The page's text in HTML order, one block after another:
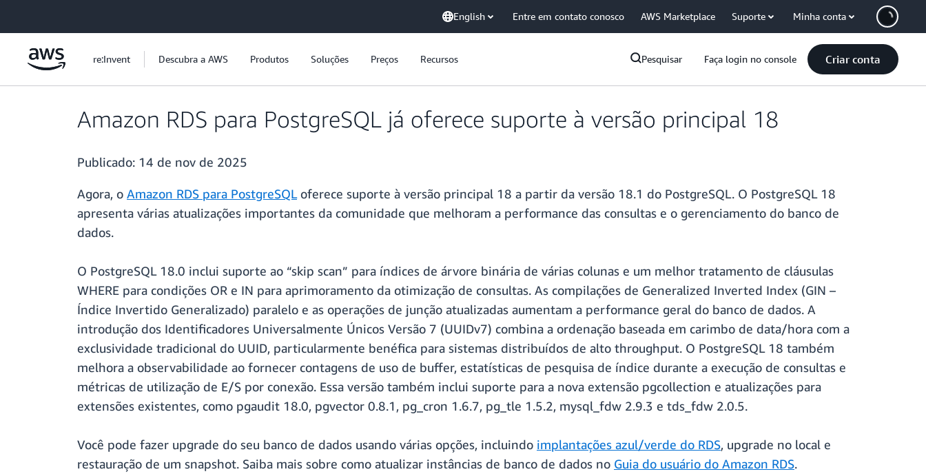
English Entre em contato conosco AWS Marketplace Suporte Minha conta
re:Invent Descubra a AWS Produtos Soluções Preços Recursos Pesquisar Faça login no console Criar conta
Amazon RDS para PostgreSQL já oferece suporte à versão principal 18
Publicado: 14 de nov de 2025
Agora, o Amazon RDS para PostgreSQLoferece suporte à versão principal 18 a partir da versão 18.1 do PostgreSQL. O PostgreSQL 18
apresenta várias atualizações importantes da comunidade que melhoram a performance das consultas e o gerenciamento do banco de
dados.
O PostgreSQL 18.0 inclui suporte ao “skip scan” para índices de árvore binária de várias colunas e um melhor tratamento de cláusulas
WHERE para condições OR e IN para aprimoramento da otimização de consultas. As compilações de Generalized Inverted Index (GIN –
Índice Invertido Generalizado) paralelo e as operações de junção atualizadas aumentam a performance geral do banco de dados. A
introdução dos Identificadores Universalmente Únicos Versão 7 (UUIDv7) combina a ordenação baseada em carimbo de data/hora com a
exclusividade tradicional do UUID, particularmente benéfica para sistemas distribuídos de alto throughput. O PostgreSQL 18 também
melhora a observabilidade ao fornecer contagens de uso de buffer, estatísticas de pesquisa de índice durante a execução de consultas e
métricas de utilização de E/S por conexão. Essa versão também inclui suporte para a nova extensão pgcollection e atualizações para
extensões existentes, como pgaudit 18.0, pgvector 0.8.1, pg_cron 1.6.7, pg_tle 1.5.2, mysql_fdw 2.9.3 e tds_fdw 2.0.5.
Você pode fazer upgrade do seu banco de dados usando várias opções, incluindo implantações azul/verde do RDS, upgrade no local e
restauração de um snapshot. Saiba mais sobre como atualizar instâncias de banco de dados no Guia do usuário do Amazon RDS.